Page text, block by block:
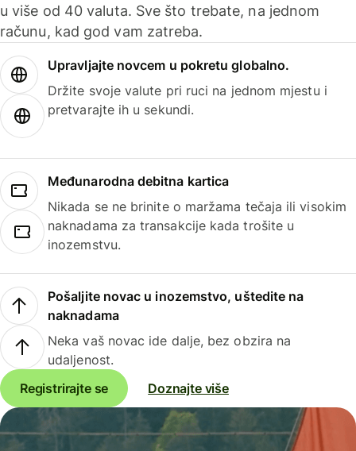
u više od 40 valuta. Sve što trebate, na jednom
računu, kad god vam zatreba.
Upravljajte novcem u pokretu globalno.
Držite svoje valute pri ruci na jednom mjestu i
pretvarajte ih u sekundi.
Međunarodna debitna kartica
Nikada se ne brinite o maržama tečaja ili visokim
naknadama za transakcije kada trošite u
inozemstvu.
Pošaljite novac u inozemstvo, uštedite na
naknadama
Neka vaš novac ide dalje, bez obzira na
udaljenost.
Registrirajte se
Doznajte više